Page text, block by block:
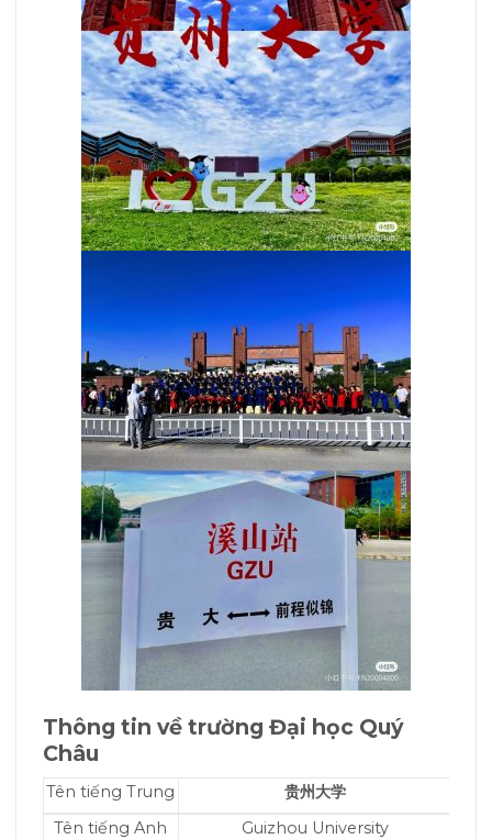
Thông tin về trường Đại học Quý
Châu
Tên tiếng Trung
贵州大学
Tên tiếng Anh
Guizhou University